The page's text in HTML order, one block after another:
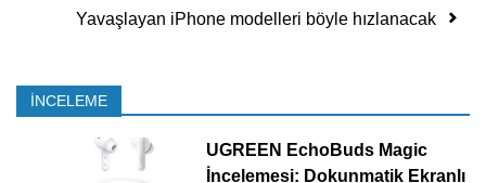
Yavaşlayan iPhone modelleri böyle hızlanacak
İNCELEME
UGREEN EchoBuds Magic
İncelemesi: Dokunmatik Ekranlı